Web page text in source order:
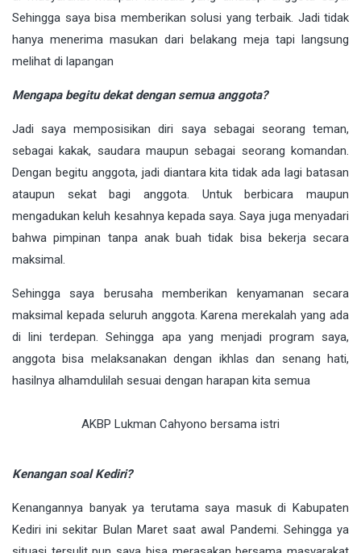
Sehingga saya bisa memberikan solusi yang terbaik. Jadi tidak
hanya menerima masukan dari belakang meja tapi langsung
melihat di lapangan
Mengapa begitu dekat dengan semua anggota?
Jadi saya memposisikan diri saya sebagai seorang teman,
sebagai kakak, saudara maupun sebagai seorang komandan.
Dengan begitu anggota, jadi diantara kita tidak ada lagi batasan
ataupun sekat bagi anggota. Untuk berbicara maupun
mengadukan keluh kesahnya kepada saya. Saya juga menyadari
bahwa pimpinan tanpa anak buah tidak bisa bekerja secara
maksimal.
Sehingga saya berusaha memberikan kenyamanan secara
maksimal kepada seluruh anggota. Karena merekalah yang ada
di lini terdepan. Sehingga apa yang menjadi program saya,
anggota bisa melaksanakan dengan ikhlas dan senang hati,
hasilnya alhamdulilah sesuai dengan harapan kita semua
AKBP Lukman Cahyono bersama istri
Kenangan soal Kediri?
Kenangannya banyak ya terutama saya masuk di Kabupaten
Kediri ini sekitar Bulan Maret saat awal Pandemi. Sehingga ya